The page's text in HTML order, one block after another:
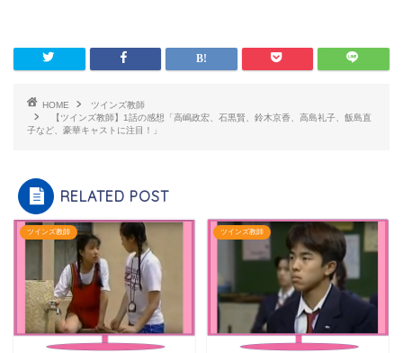
HOME
ツインズ教師
【ツインズ教師】1話の感想「高嶋政宏、石黒賢、鈴木京香、高島礼子、飯島直
子など、豪華キャストに注目！」
RELATED POST
ツインズ教師 ツインズ教師